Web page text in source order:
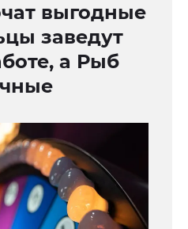
выгодные
заведут
а Рыб